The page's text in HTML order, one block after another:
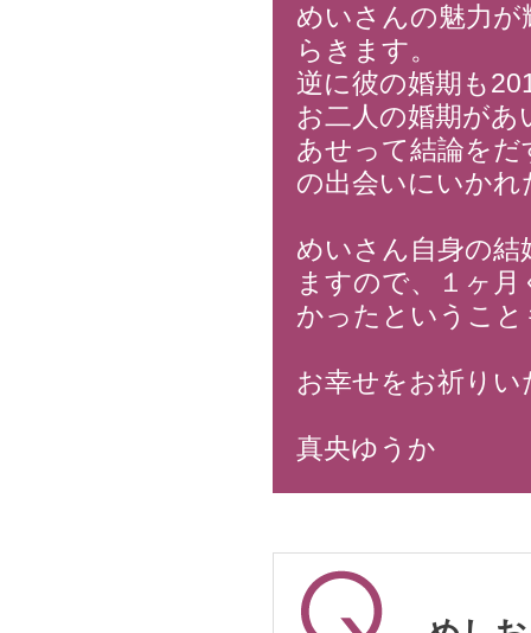
めいさんの魅力
らきます。
逆に彼の婚期も
お二人の婚期があ
あせって結論を
の出会いにいか
めいさん自身の
ますので、１ヶ
かったというこ
お幸せをお祈り
真央ゆうか